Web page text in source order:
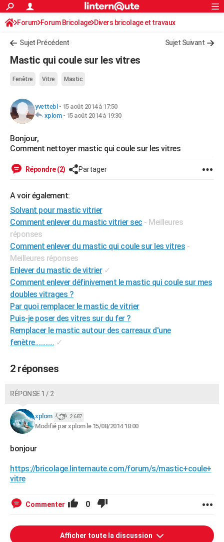
ACTUALITÉS
Politique
Société
Faits Divers
Education
Monde
Villes
+
Essais
Réserver un essai
Citadines
Berlines
SUV
Forum auto
+HIGH-TECH
BRICOLAGE
Forum
Aménagement intérieur
Extérieur
Cuisine
Salle de bains
Jardinage
Rangement
Guides de France
Escapades
Patrimoine
Expositions
Musées
Week-end nature
LIFESTYLE
Art de vivre
Bien-être
Loisirs
Mode
Modes de vie
SANTE
Alimentation
Guide de la santé
Maladies
Médicaments
Sommeil
VOYAGE
Destinations
City break
Voyage nature
Voyage de noces
Forum
Climat
+PHOTO
GUIDES D'ACHAT
CARTE DE VOEUX
Carte de Noël
Carte Bonne année
Carte Saint-Valentin
Carte Pâques
Carte d'anniversaire
DICTIONNAIRE
Dictionnaire
Biographies
Citations
Expressions
Proverbes
PROGRAMME TV
S'inscrire
Se connecter
Lycées
Collèges
Primaires
Universités
Entreprises
Service militaire
Avis de recherche
FORUM
Bricolage
Lifestyle
Culture
Sport
Auto
Television
Voyage
Cinema
Rechercher
S'inscrire
Connexion
Forum Forum Bricolage Divers bricolage et travaux
Sujet Précédent Sujet Suivant
Mastic qui coule sur les vitres
Fenêtre Vitre Mastic
yvettebl - 15 août 2014 à 17:50
xplom- 15 août 2014 à 19:30
Bonjour,
Comment nettoyer mastic qui coule sur les vitres
Répondre (2) Partager
A voir également:
Solvant pour mastic vitrier
Comment enlever du mastic vitrier sec - Meilleures
réponses
Comment enlever du mastic qui coule sur les vitres -
Meilleures réponses
Enlever du mastic de vitrier ✓
Comment enlever définivement le mastic qui coule sur mes
doubles vitrages ?
Par quoi remplacer le mastic de vitrier
Puis-je poser des vitres sur du fer ?
Remplacer le mastic autour des carreaux d'une
fenètre........... ✓
2 réponses
RÉPONSE 1 / 2
xplom 2 687
Modifié par xplom le 15/08/2014 18:00
bonjour
https://bricolage.linternaute.com/forum/s/mastic+coule+
vitre
Commenter 0
Afficher toute la discussion